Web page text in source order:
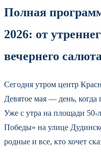
Полная
2026: от
вечернего салюта
Сегодня утром центр
Девятое мая — день, когда
Уже с утра на площади
Победы» на улице
родные и все, кто хочет